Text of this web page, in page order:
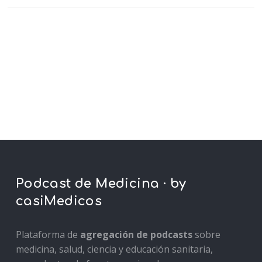
Podcast de Medicina · by
casiMedicos
Plataforma de agregación de podcastssobre
medicina, salud, ciencia y educación sanitaria,